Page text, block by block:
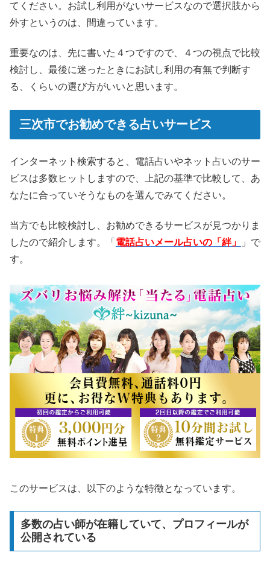
てください。お試し利用がないサービスなので選択肢から
外すというのは、間違っています。
重要なのは、先に書いた４つですので、４つの視点で比較
検討し、最後に迷ったときにお試し利用の有無で判断す
る、くらいの選び方がいいと思います。
三次市でお勧めできる占いサービス
インターネット検索すると、電話占いやネット占いのサー
ビスは多数ヒットしますので、上記の基準で比較して、あ
なたに合っていそうなものを選んでみてください。
当方でも比較検討し、お勧めできるサービスが見つかりま
したので紹介します。「 電話占いメール占いの「絆」
」で
す。
このサービスは、以下のような特徴となっています。
多数の占い師が在籍していて、プロフィールが
公開されている